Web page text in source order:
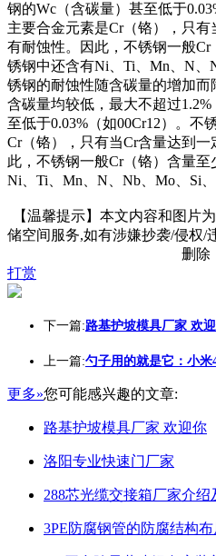
钢的Wc（含碳量）甚至低于
主要合金元素是Cr（铬），只
有耐蚀性。因此，不锈钢一般Cr
锈钢中还含有Ni、Ti、Mn、N、
锈钢的耐蚀性随含碳量的增加
含碳量均较低，最大不超过
至低于0.03%（如00Cr12）。不
Cr（铬），只有当Cr含量达到
此，不锈钢一般Cr（铬）含量
Ni、Ti、Mn、N、Nb、Mo、Si、
【温馨提示】本文内容和图片
储空间服务,如有涉嫌抄袭/侵权/
删除
打赏
下一篇:路基护坡模具厂家 欢
上一篇:勺子用的就是它：小米
更多»您可能感兴趣的文章:
路基护坡模具厂家 欢迎你
洛阳专业快速门厂家
288芯光缆交接箱厂家介绍
3PE防腐钢管的防腐结构